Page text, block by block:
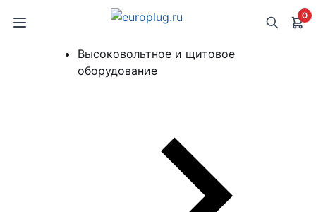
0
Высоковольтное и щитовое
оборудование